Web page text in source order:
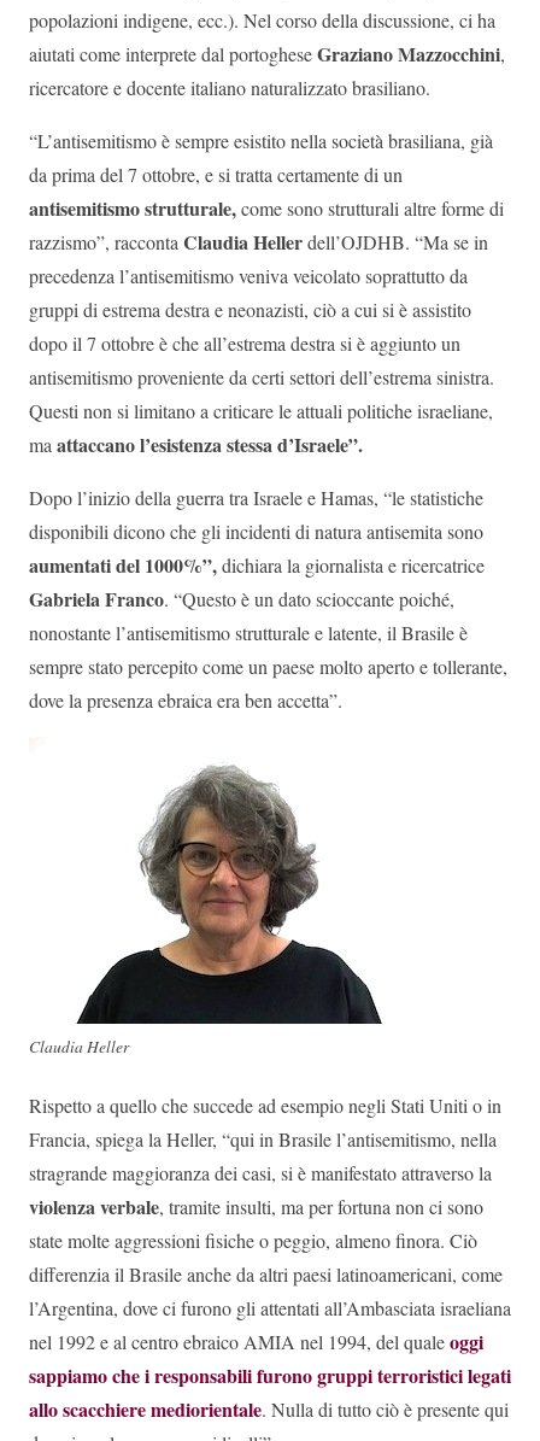
popolazioni indigene, ecc.). Nel corso della discussione, ci ha
aiutati come interprete dal portogheseGraziano Mazzocchini,
ricercatore e docente italiano naturalizzato brasiliano.
“L’antisemitismo è sempre esistito nella società brasiliana, già
da prima del 7 ottobre, e si tratta certamente di un
antisemitismo strutturale,come sono strutturali altre forme di
razzismo”, racconta Claudia Hellerdell’OJDHB. “Ma se in
precedenza l’antisemitismo veniva veicolato soprattutto da
gruppi di estrema destra e neonazisti, ciò a cui si è assistito
dopo il 7 ottobre è che all’estrema destra si è aggiunto un
antisemitismo proveniente da certi settori dell’estrema sinistra.
Questi non si limitano a criticare le attuali politiche israeliane,
ma attaccano l’esistenza stessa d’Israele”.
Dopo l’inizio della guerra tra Israele e Hamas, “le statistiche
disponibili dicono che gli incidenti di natura antisemita sono
aumentati del 1000%”,dichiara la giornalista e ricercatrice
Gabriela Franco. “Questo è un dato scioccante poiché,
nonostante l’antisemitismo strutturale e latente, il Brasile è
sempre stato percepito come un paese molto aperto e tollerante,
dove la presenza ebraica era ben accetta”.
Claudia Heller
Rispetto a quello che succede ad esempio negli Stati Uniti o in
Francia, spiega la Heller, “qui in Brasile l’antisemitismo, nella
stragrande maggioranza dei casi, si è manifestato attraverso la
violenza verbale, tramite insulti, ma per fortuna non ci sono
state molte aggressioni fisiche o peggio, almeno finora. Ciò
differenzia il Brasile anche da altri paesi latinoamericani, come
l’Argentina, dove ci furono gli attentati all’Ambasciata israeliana
nel 1992 e al centro ebraico AMIA nel 1994, del qualeoggi
sappiamo che i responsabili furono gruppi terroristici legati
allo scacchiere mediorientale. Nulla di tutto ciò è presente qui